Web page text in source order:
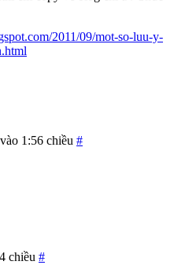
2011/09/mot-so-luu-y-
1:56 chiều #
chiều #